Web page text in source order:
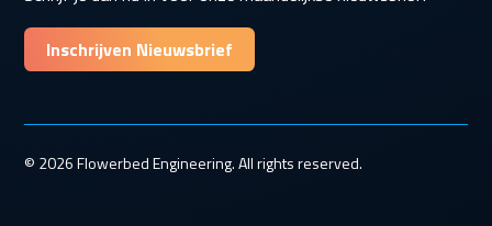
Inschrijven Nieuwsbrief
© 2026 Flowerbed Engineering. All rights reserved.